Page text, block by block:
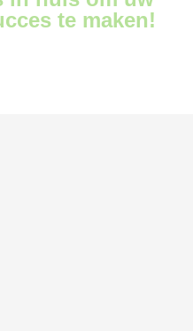
te maken!